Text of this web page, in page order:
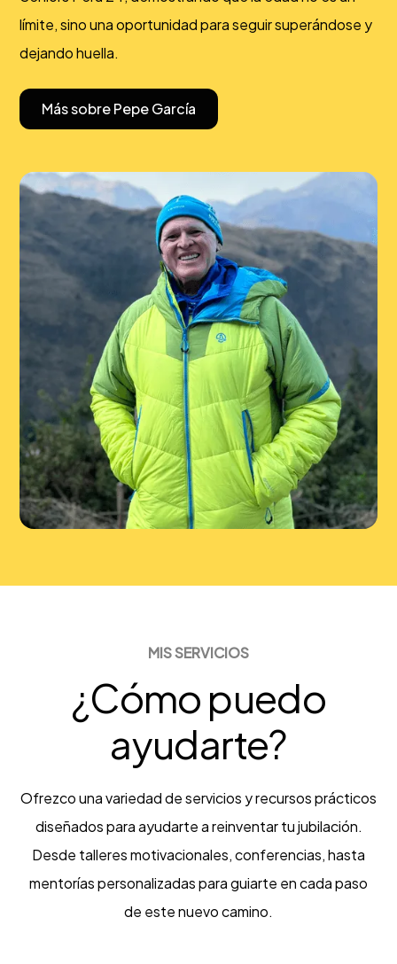
límite, sino una oportunidad para seguir superándose y
dejando huella.
Más sobre Pepe García
MIS SERVICIOS
¿Cómo puedo
ayudarte?
Ofrezco una variedad de servicios y recursos prácticos
diseñados para ayudarte a reinventar tu jubilación.
Desde talleres motivacionales, conferencias, hasta
mentorías personalizadas para guiarte en cada paso
de este nuevo camino.